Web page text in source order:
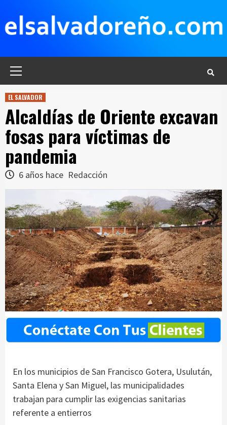
contenido
EL SALVADOR
Alcaldías de Oriente excavan
fosas para víctimas de
pandemia
6 años hace Redacción
En los municipios de San Francisco Gotera, Usulután,
Santa Elena y San Miguel, las municipalidades
trabajan para cumplir las exigencias sanitarias
referente a entierros